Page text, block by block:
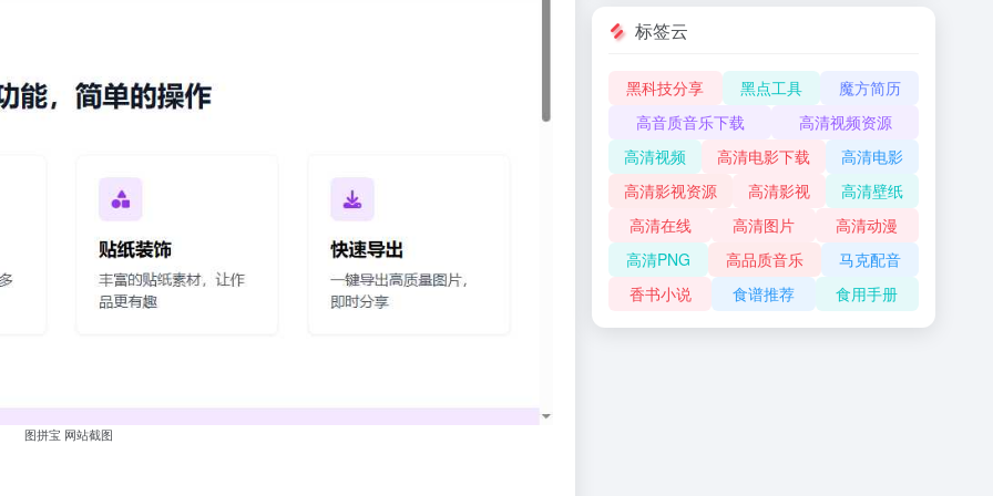
图拼宝 网站截图
标签云
黑科技分享 黑点工具
魔方简历
高音质音乐下载
高清视频资源
高清视频
高清电影下载
高清电影
高清影视资源
高清影视
高清壁纸
高清在线
高清图片
高清动漫
高清PNG
高品质音乐
马克配音
香书小说
食谱推荐 食用手册